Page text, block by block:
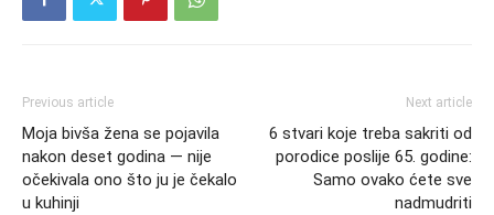
Previous article
Moja bivša žena se pojavila
nakon deset godina — nije
očekivala ono što ju je čekalo
u kuhinji
Next article
6 stvari koje treba sakriti od
porodice poslije 65. godine:
Samo ovako ćete sve
nadmudriti